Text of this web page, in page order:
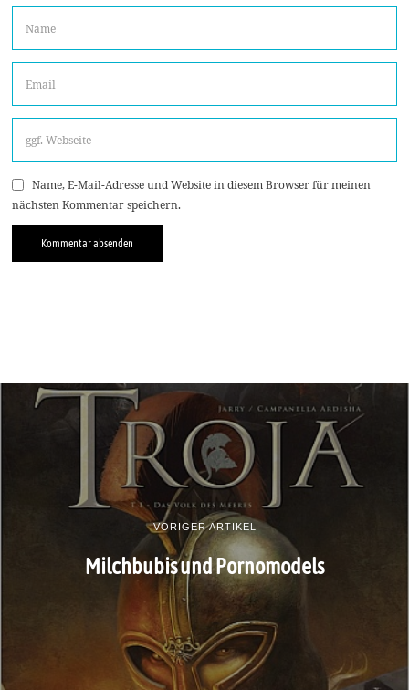
Name, E-Mail-Adresse und Website in diesem Browser für meinen
nächsten Kommentar speichern.
VORIGER ARTIKEL
Milchbubis und Pornomodels